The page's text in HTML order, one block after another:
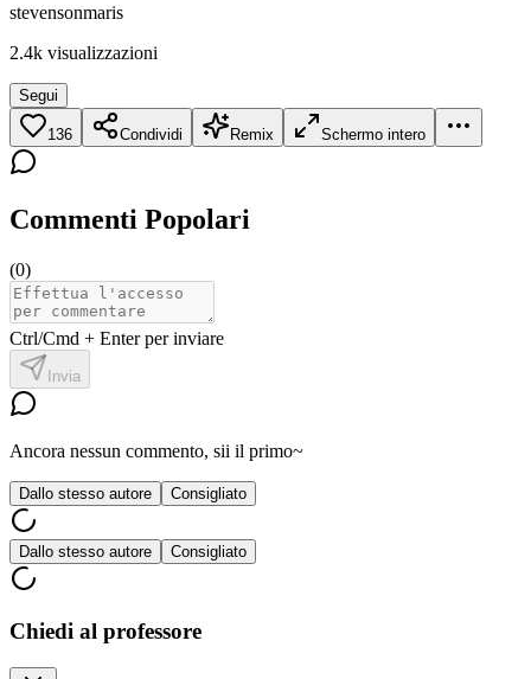
stevensonmaris
2.4k visualizzazioni
Segui
136 Condividi Remix Schermo intero
Commenti Popolari
(0)
Ctrl/Cmd + Enter per inviare
Invia
Ancora nessun commento, sii il primo~
Dallo stesso autore Consigliato
Dallo stesso autore Consigliato
Chiedi al professore